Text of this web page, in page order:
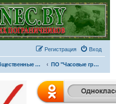
Вход
Регистрация
Общественные организации и объединения ПО "Часовые границы"